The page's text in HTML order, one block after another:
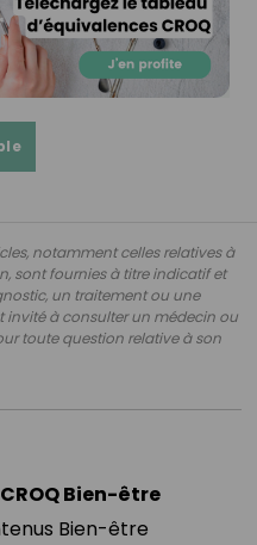
notamment celles relatives à
sont fournies à titre indicatif et
un traitement ou une
invité à consulter un médecin ou
toute question relative à son
CROQ Bien-être
Bien-être